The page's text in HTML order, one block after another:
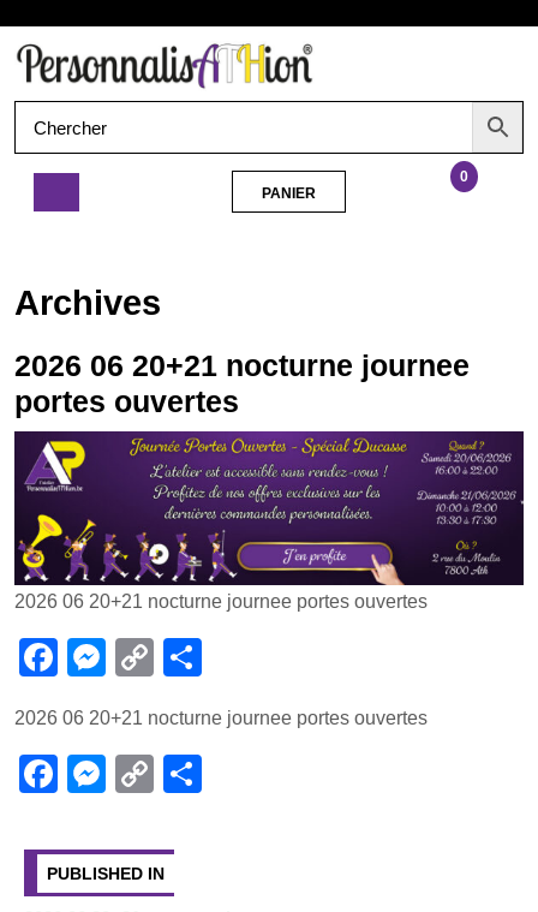
contenu
Ouvrir
le
menu
nocturne
portes
ouvertes
0
PANIER
Archives
2026 06 20+21 nocturne journee
portes ouvertes
2026 06 20+21 nocturne journee portes ouvertes
F
c
e
o
o
M
ss
e
g
er
C
p
y
n
k
ta
2026 06 20+21 nocturne journee portes ouvertes
F
c
e
M
ss
e
C
p
y
PUBLISHED IN